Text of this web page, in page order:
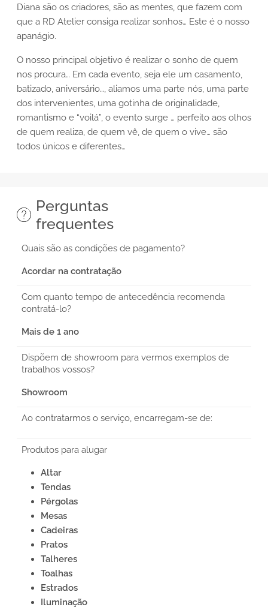
Diana são os criadores, são as mentes, que fazem com
que a RD Atelier consiga realizar sonhos… Este é o nosso
apanágio.
O nosso principal objetivo é realizar o sonho de quem
nos procura… Em cada evento, seja ele um casamento,
batizado, aniversário…, aliamos uma parte nós, uma parte
dos intervenientes, uma gotinha de originalidade,
romantismo e “voilá”, o evento surge … perfeito aos olhos
de quem realiza, de quem vê, de quem o vive… são
todos únicos e diferentes…
Perguntas
frequentes
Quais são as condições de pagamento?
Acordar na contratação
Com quanto tempo de antecedência recomenda
contratá-lo?
Mais de 1 ano
Dispõem de showroom para vermos exemplos de
trabalhos vossos?
Showroom
Ao contratarmos o serviço, encarregam-se de:
Produtos para alugar
Altar
Tendas
Pérgolas
Mesas
Cadeiras
Pratos
Talheres
Toalhas
Estrados
Iluminação